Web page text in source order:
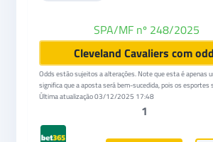
SPA/MF nº 248/2025
Cleveland Cavaliers com
Odds estão sujeitos a alterações. Note que esta é apenas
significa que a aposta será bem-sucedida, pois os esportes
Última atualização03/12/2025 17:48
1